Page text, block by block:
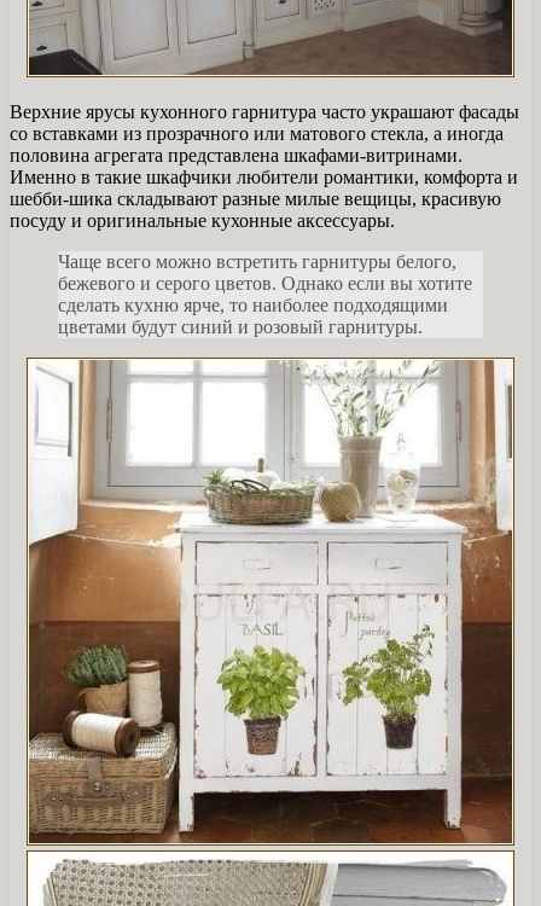
Верхние ярусы кухонного гарнитура часто украшают фасады
со вставками из прозрачного или матового стекла, а иногда
половина агрегата представлена ​​шкафами-витринами.
Именно в такие шкафчики любители романтики, комфорта и
шебби-шика складывают разные милые вещицы, красивую
посуду и оригинальные кухонные аксессуары.
Чаще всего можно встретить гарнитуры белого,
бежевого и серого цветов. Однако если вы хотите
сделать кухню ярче, то наиболее подходящими
цветами будут синий и розовый гарнитуры.